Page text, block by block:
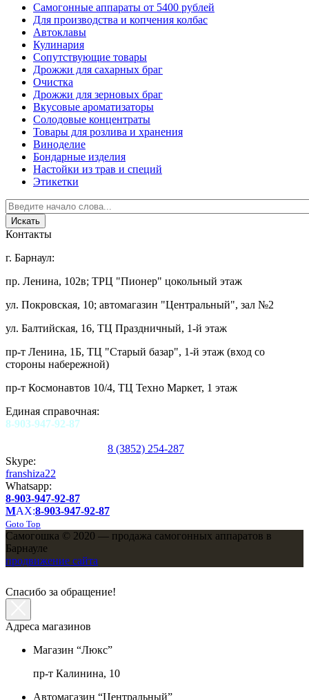
Самогонные аппараты от 5400 рублей
Для производства и копчения колбас
Автоклавы
Кулинария
Сопутствующие товары
Дрожжи для сахарных браг
Очистка
Дрожжи для зерновых браг
Вкусовые ароматизаторы
Солодовые концентраты
Товары для розлива и хранения
Виноделие
Бондарные изделия
Настойки из трав и специй
Этикетки
Контакты
г. Барнаул:
пр. Ленина, 102в; ТРЦ "Пионер" цокольный этаж
ул. Покровская, 10; автомагазин "Центральный", зал №2
ул. Балтийская, 16, ТЦ Праздничный, 1-й этаж
пр-т Ленина, 1Б, ТЦ "Старый базар", 1-й этаж (вход со
стороны набережной)
пр-т Космонавтов 10/4, ТЦ Техно Маркет, 1 этаж
Единая справочная:
8-903-947-92-87
8 (3852) 254-287
Skype:
franshiza22
Whatsapp:
8-903-947-92-87
MAX:8-903-947-92-87
Goto Top
Самогошка © 2020 — продажа самогонных аппаратов в
Барнауле
продвижение сайта
Спасибо за обращение!
Адреса магазинов
Магазин “Люкс”
пр-т Калинина, 10
Автомагазин “Центральный”